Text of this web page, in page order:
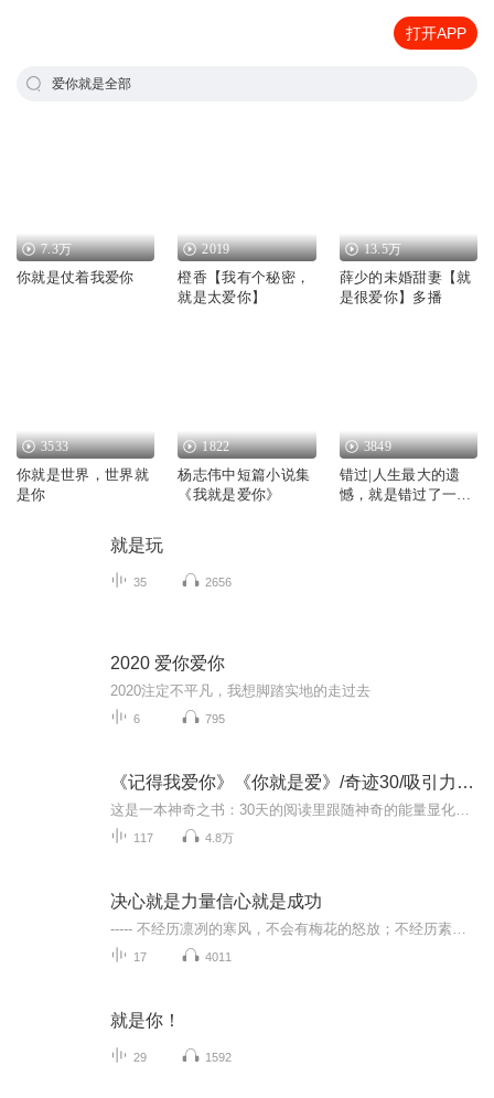
打开APP
爱你就是全部
7.3万
你就是仗着我爱你
2019
橙香【我有个秘密，
就是太爱你】
13.5万
薛少的未婚甜妻【就
是很爱你】多播
3533
你就是世界，世界就
是你
1822
杨志伟中短篇小说集
《我就是爱你》
3849
错过|人生最大的遗
憾，就是错过了一个
就是玩
35 2656
2020 爱你爱你
2020注定不平凡，我想脚踏实地的走过去
6 795
《记得我爱你》《你就是爱》/奇迹30/吸引力法则
117 4.8万
决心就是力量信心就是成功
17 4011
就是你！
29 1592